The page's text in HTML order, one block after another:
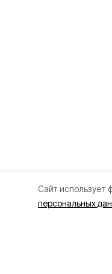
Cайт использует
персональных